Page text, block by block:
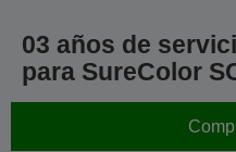
03 años de
para SureColor